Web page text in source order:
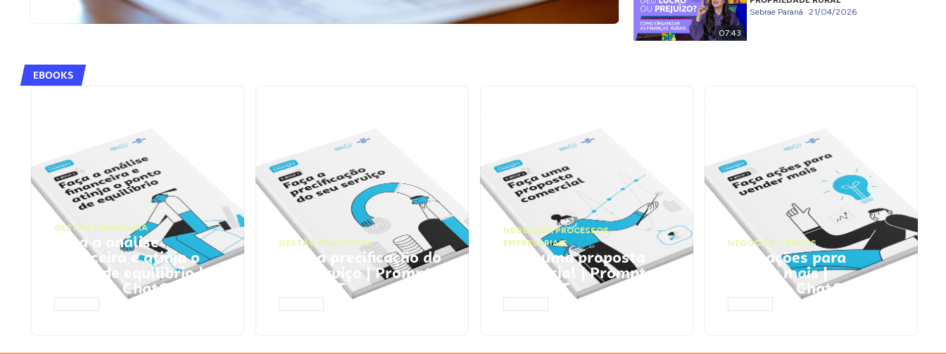
07:43
Sebrae Paraná 21/04/2026
EBOOKS
GESTÃO FINANCEIRA
Faça a análise
financeira e atinja o
ponto de equilíbrio |
Prompts ChatGPT
GESTÃO FINANCEIRA
Faça a precificação do
seu serviço | Prompts
ChatGPT
NEGÓCIOS,PROCESSOS
EMPRESARIAIS
Faça uma proposta
comercial | Prompts
ChatGPT
NEGÓCIOS, VENDAS
Faça ações para
vender mais |
Prompts ChatGPT